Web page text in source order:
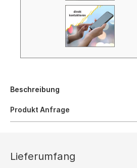
Beschreibung
Produkt Anfrage
Lieferumfang